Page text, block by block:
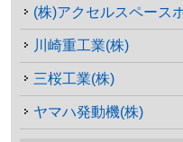
川崎重工業(株)
三桜工業(株)
ヤマハ発動機(株)